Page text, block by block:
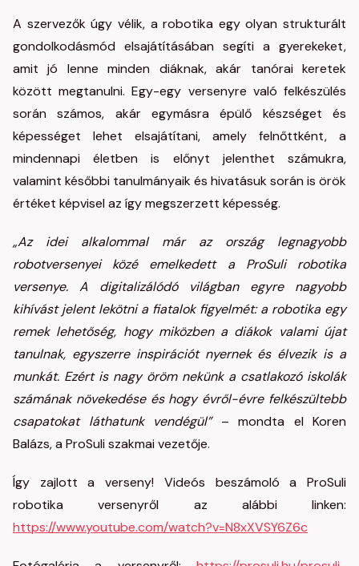
A szervezők úgy vélik, a robotika egy olyan strukturált
gondolkodásmód elsajátításában segíti a gyerekeket,
amit jó lenne minden diáknak, akár tanórai keretek
között megtanulni. Egy-egy versenyre való felkészülés
során számos, akár egymásra épülő készséget és
képességet lehet elsajátítani, amely felnőttként, a
mindennapi életben is előnyt jelenthet számukra,
valamint későbbi tanulmányaik és hivatásuk során is örök
értéket képvisel az így megszerzett képesség.
„Az idei alkalommal már az ország legnagyobb
robotversenyei közé emelkedett a ProSuli robotika
versenye. A digitalizálódó világban egyre nagyobb
kihívást jelent lekötni a fiatalok figyelmét: a robotika egy
remek lehetőség, hogy miközben a diákok valami újat
tanulnak, egyszerre inspirációt nyernek és élvezik is a
munkát. Ezért is nagy öröm nekünk a csatlakozó iskolák
számának növekedése és hogy évről-évre felkészültebb
csapatokat láthatunk vendégül”– mondta el Koren
Balázs, a ProSuli szakmai vezetője.
Így zajlott a verseny! Videós beszámoló a ProSuli
robotika versenyről az alábbi linken:
https://www.youtube.com/watch?v=N8xXVSY6Z6c